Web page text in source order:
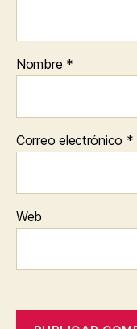
Nombre *
Correo electrónico *
Web